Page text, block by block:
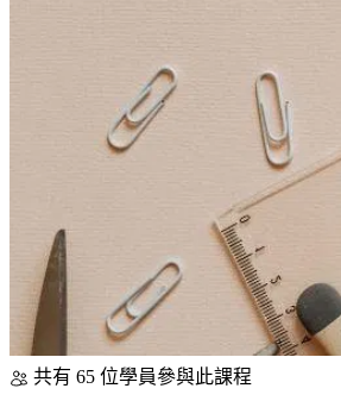
共有 65 位學員參與此課程